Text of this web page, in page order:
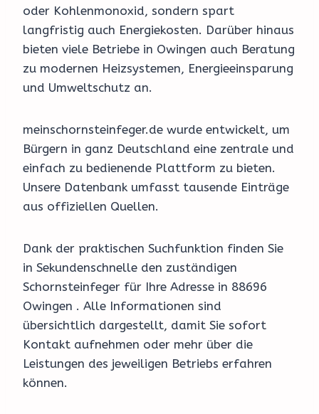
oder Kohlenmonoxid, sondern spart
langfristig auch Energiekosten. Darüber hinaus
bieten viele Betriebe in Owingen auch Beratung
zu modernen Heizsystemen, Energieeinsparung
und Umweltschutz an.
meinschornsteinfeger.de wurde entwickelt, um
Bürgern in ganz Deutschland eine zentrale und
einfach zu bedienende Plattform zu bieten.
Unsere Datenbank umfasst tausende Einträge
aus offiziellen Quellen.
Dank der praktischen Suchfunktion finden Sie
in Sekundenschnelle den zuständigen
Schornsteinfeger für Ihre Adresse in 88696
Owingen . Alle Informationen sind
übersichtlich dargestellt, damit Sie sofort
Kontakt aufnehmen oder mehr über die
Leistungen des jeweiligen Betriebs erfahren
können.